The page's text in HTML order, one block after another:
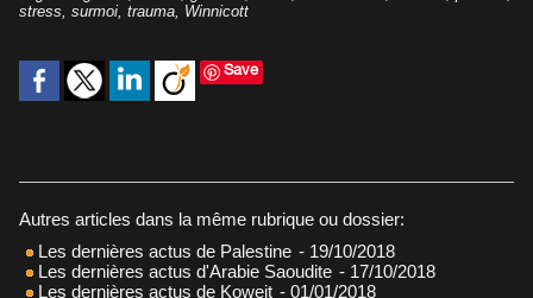
stress surmoi trauma Winnicott
Save
Autres articles dans la même rubrique ou dossier:
Les dernières actus de Palestine - 19/10/2018
Les dernières actus d'Arabie Saoudite - 17/10/2018
Les dernières actus de Koweit - 01/01/2018